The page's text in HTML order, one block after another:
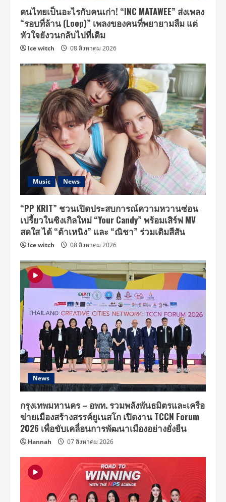
ทาง
ทรูโฟร์
ยู
ช่อง
24
ห้าม
พลาด
สิงหาคม
นี้
คนไทยเป็นอะไรกับคนเก่า! “INC MATAWEE” ส่งเพลง
“รอบที่ล้าน (Loop)” เพลงของคนที่พยายามลืม แต่
หัวใจยังวนกลับไปที่เดิม
Ice witch 08 สิงหาคม 2026
Music News
“PP KRIT” ชวนเปิดประสบการณ์ความหวานซ่อน
เปรี้ยวในซิงเกิลใหม่ “Your Candy” พร้อมเสิร์ฟ MV
สดใส ได้ “ต้าเหนิง” และ “ณิชา” ร่วมเติมสีสัน
Ice witch 08 สิงหาคม 2026
News
กรุงเทพมหานคร – อพท. รวมพลังพันธมิตรและเครือ
ข่ายเมืองสร้างสรรค์ยูเนสโก เปิดงาน TCCN Forum
2026 เพื่อขับเคลื่อนการพัฒนาเมืองอย่างยั่งยืน
Hannah 07 สิงหาคม 2026